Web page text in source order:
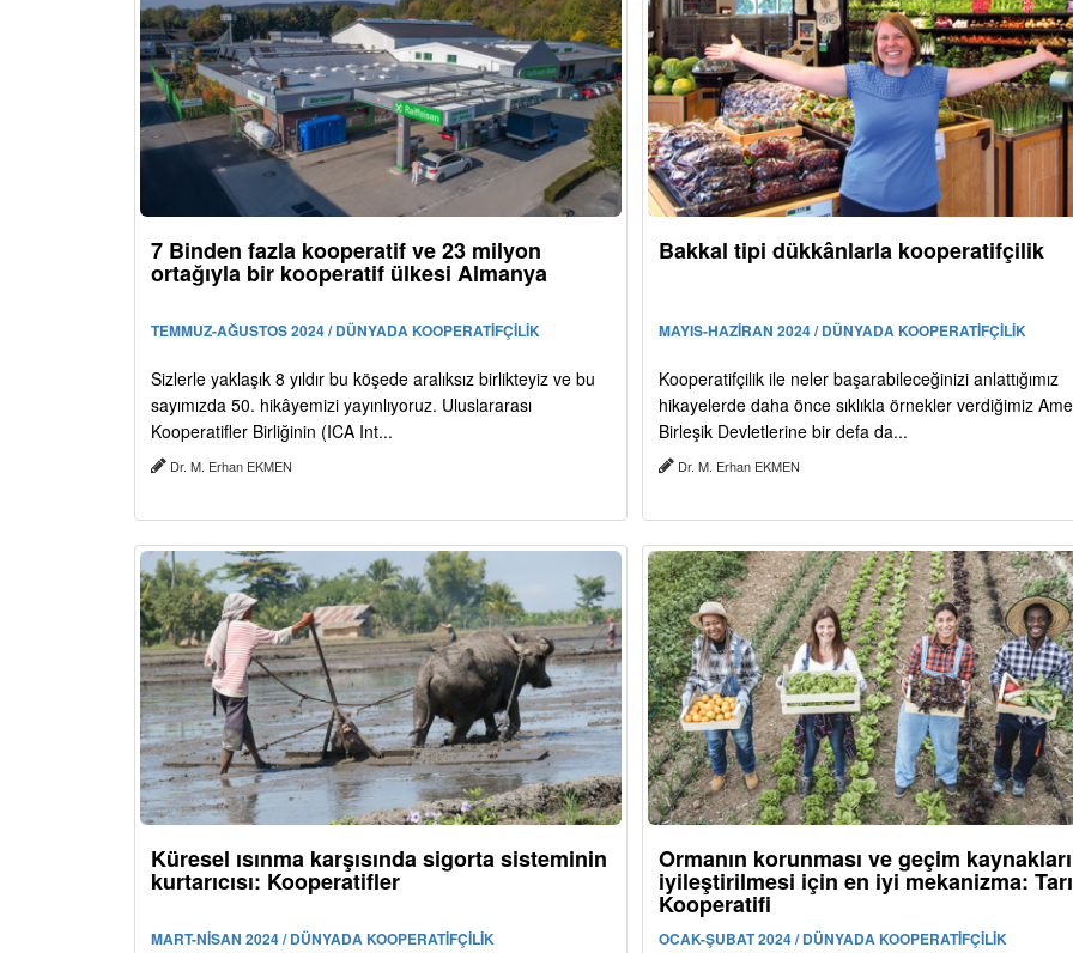
7 Binden fazla kooperatif ve 23 milyon
ortağıyla bir kooperatif ülkesi Almanya
TEMMUZ-AĞUSTOS 2024 / DÜNYADA KOOPERATİFÇİLİK
Sizlerle yaklaşık 8 yıldır bu köşede aralıksız birlikteyiz ve bu
sayımızda 50. hikâyemizi yayınlıyoruz. Uluslararası
Kooperatifler Birliğinin (ICA Int...
Dr. M. Erhan EKMEN
Bakkal tipi dükkânlarla kooperatifçilik
MAYIS-HAZİRAN 2024 / DÜNYADA KOOPERATİFÇİLİK
Kooperatifçilik ile neler başarabileceğinizi anlattığımız
hikayelerde daha önce sıklıkla örnekler verdiğimiz
Birleşik Devletlerine bir defa da...
Dr. M. Erhan EKMEN
Küresel ısınma karşısında sigorta sisteminin
kurtarıcısı: Kooperatifler
MART-NİSAN 2024 / DÜNYADA KOOPERATİFÇİLİK
Ormanın korunması ve geçim
iyileştirilmesi için en iyi mekanizma:
Kooperatifi
OCAK-ŞUBAT 2024 / DÜNYADA KOOPERATİFÇİLİK